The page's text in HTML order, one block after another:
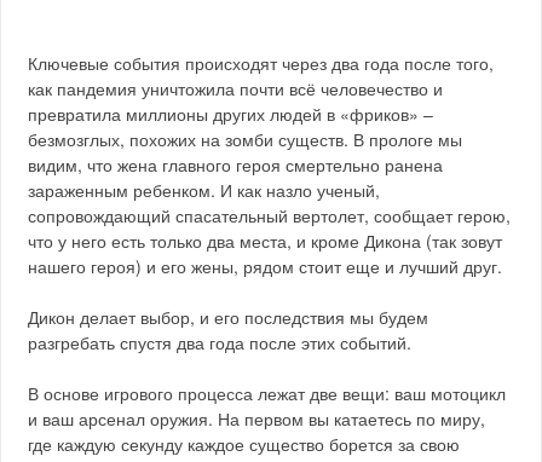
Ключевые события происходят через два года после того,
как пандемия уничтожила почти всё человечество и
превратила миллионы других людей в «фриков» –
безмозглых, похожих на зомби существ. В прологе мы
видим, что жена главного героя смертельно ранена
зараженным ребенком. И как назло ученый,
сопровождающий спасательный вертолет, сообщает герою,
что у него есть только два места, и кроме Дикона (так зовут
нашего героя) и его жены, рядом стоит еще и лучший друг.
Дикон делает выбор, и его последствия мы будем
разгребать спустя два года после этих событий.
В основе игрового процесса лежат две вещи: ваш мотоцикл
и ваш арсенал оружия. На первом вы катаетесь по миру,
где каждую секунду каждое существо борется за свою